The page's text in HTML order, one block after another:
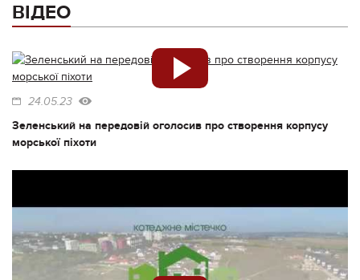
ВІДЕО
24.05.23
Зеленський на передовій оголосив про створення корпусу
морської піхоти